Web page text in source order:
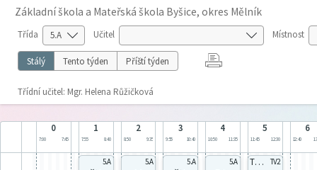
Základní škola a Mateřská škola Byšice, okres Mělník
Třída Učitel Místnost
Stálý Tento týden Příští týden
Třídní učitel: Mgr. Helena Růžičková
0
7:00 7:45
1
7:55 8:40
2
8:50 9:35
3
9:55 10:40
4
10:50 11:35
5
11:45 12:30
6
12:40
5.A 5.A 5.A 5.A TVch TV2